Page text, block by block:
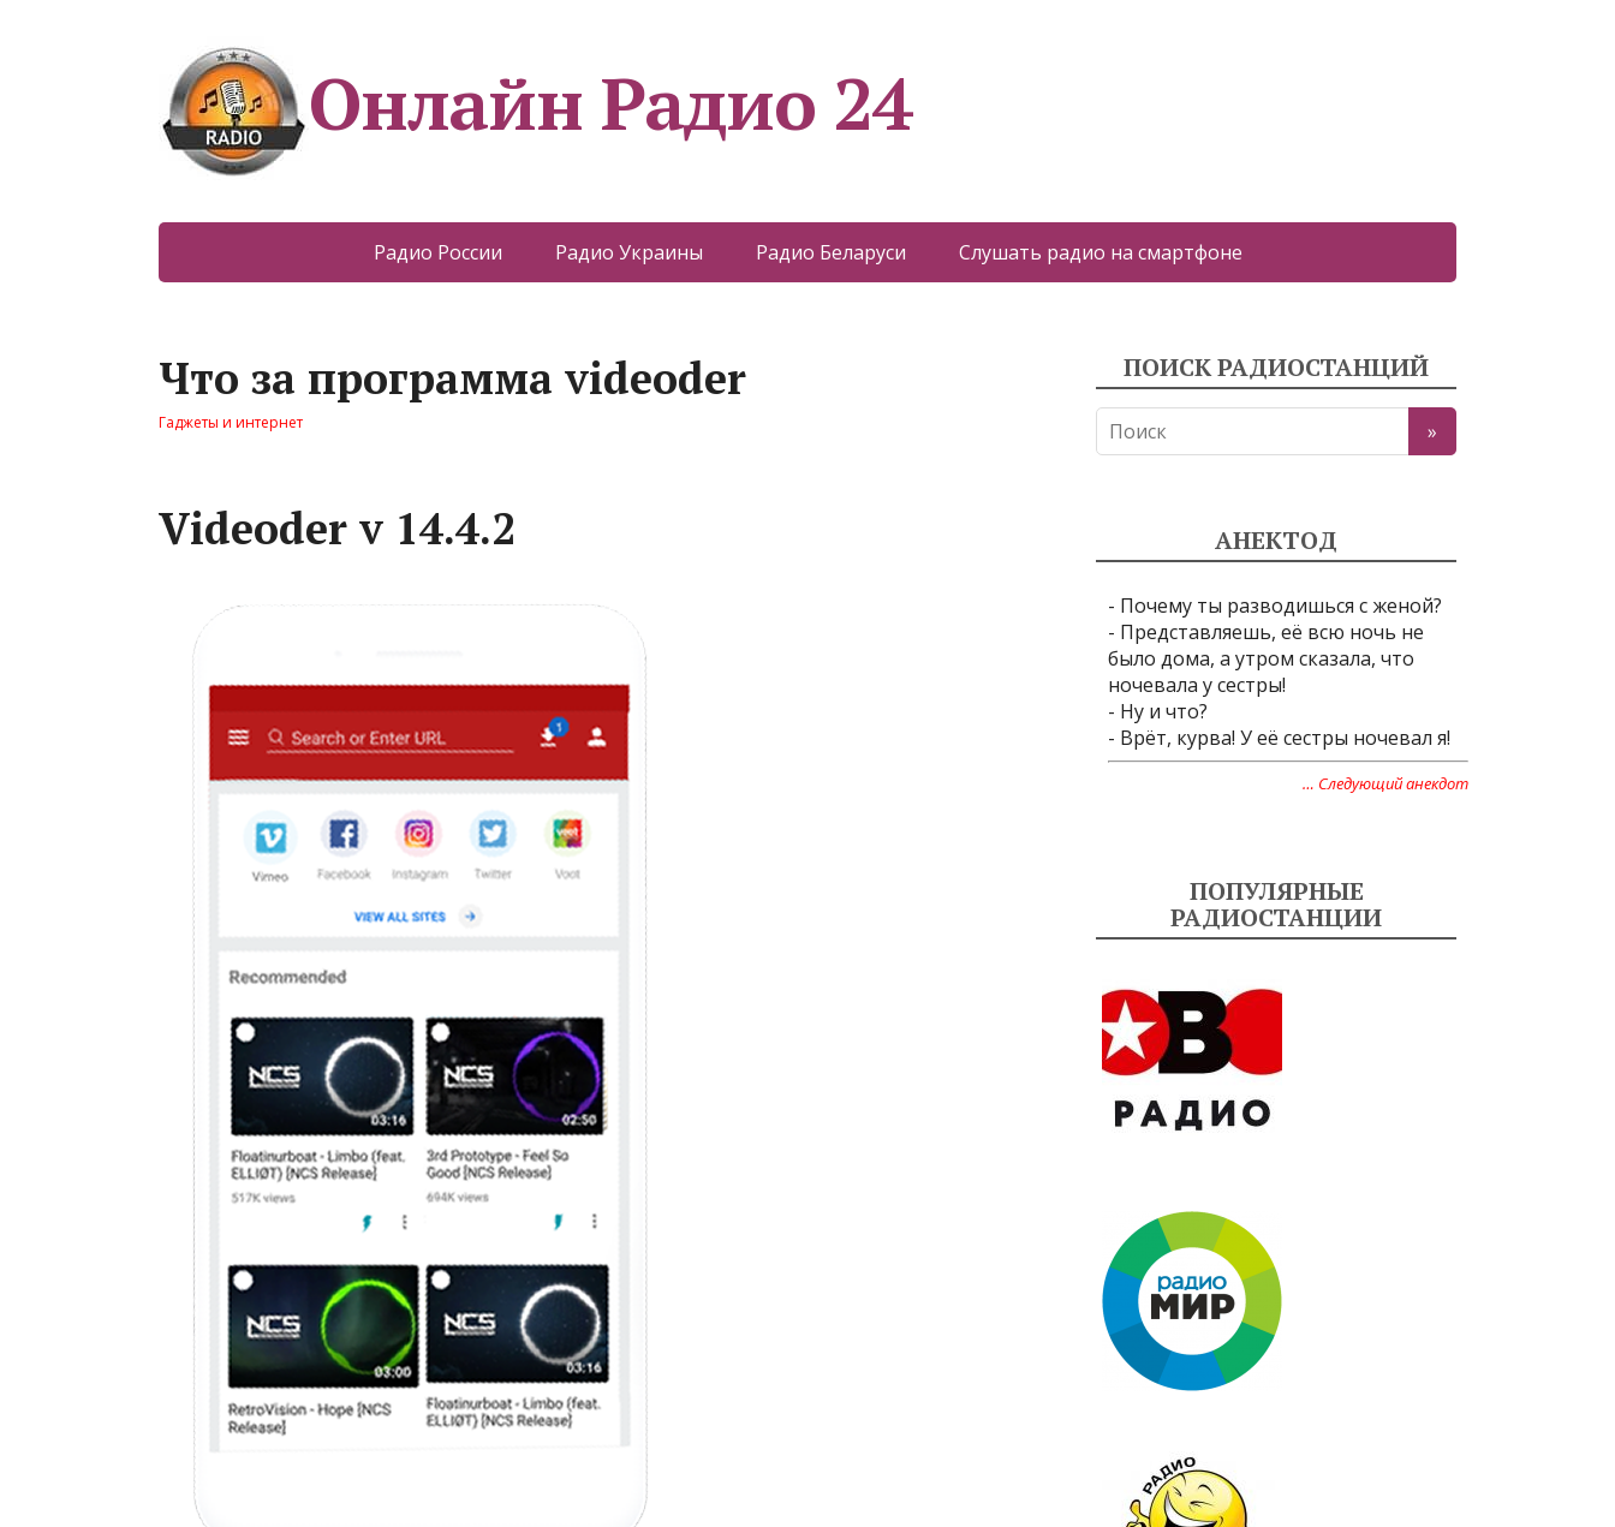
Онлайн Радио 24
Радио России Радио Украины Радио Беларуси Слушать радио на смартфоне
Что за программа videoder
Гаджеты и интернет
Videoder v 14.4.2
ПОИСК РАДИОСТАНЦИЙ
АНЕКТОД
- Почему ты разводишься с женой?
- Представляешь, её всю ночь не
было дома, а утром сказала, что
ночевала у сестры!
- Ну и что?
- Врёт, курва! У её сестры ночевал я!
… Следующий анекдот
ПОПУЛЯРНЫЕ
РАДИОСТАНЦИИ